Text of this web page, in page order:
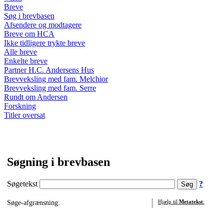
Breve
Søg i brevbasen
Afsendere og modtagere
Breve om HCA
Ikke tidligere trykte breve
Alle breve
Enkelte breve
Partner H.C. Andersens Hus
Brevveksling med fam. Melchior
Brevveksling med fam. Serre
Rundt om Andersen
Forskning
Titler oversat
Søgning i brevbasen
Søgetekst ?
Søge-afgrænsning:
Hjælp til Metatekst: